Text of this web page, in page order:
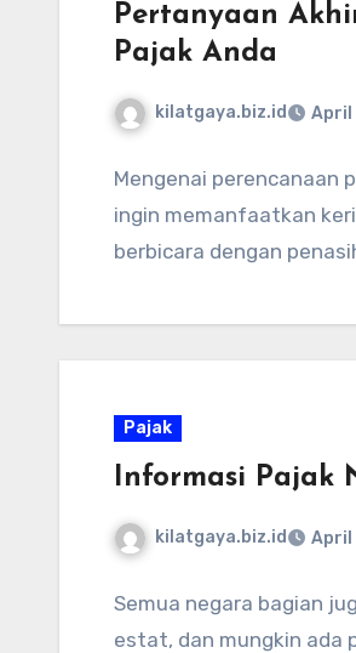
Pertanyaan
Pajak Anda
kilatgaya.biz.id April
Mengenai perencanaan
ingin memanfaatkan
berbicara dengan
Pajak
Informasi Pajak
kilatgaya.biz.id April
Semua negara bagian
estat, dan mungkin ada